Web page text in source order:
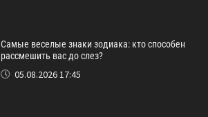
Самые веселые знаки зодиака: кто способен
рассмешить вас до слез?
05.08.2026 17:45